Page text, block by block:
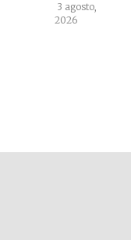
3 agosto,
2026